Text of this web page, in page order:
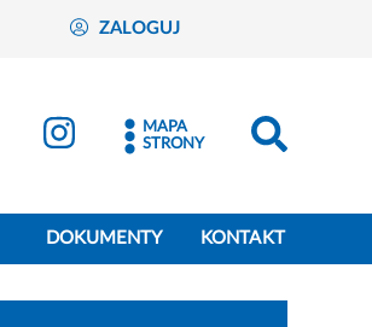
ZALOGUJ
MAPA
STRONY
DOKUMENTY KONTAKT